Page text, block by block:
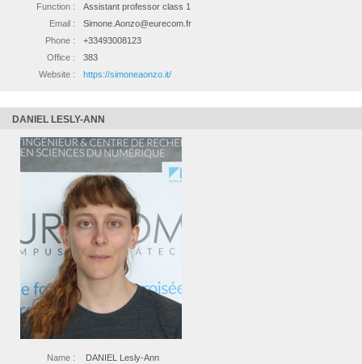
Function :
Assistant professor class 1
Email :
Simone.Aonzo@eurecom.fr
Phone :
+33493008123
Office :
383
Website :
https://simoneaonzo.it/
DANIEL LESLY-ANN
Name :
DANIEL Lesly-Ann